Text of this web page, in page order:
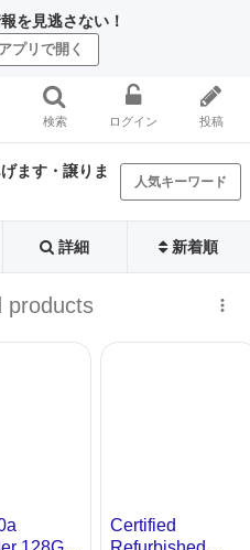
を見逃さない！
アプリで開く
検索 ログイン 投稿
ます・譲りま
人気キーワード
詳細 新着順